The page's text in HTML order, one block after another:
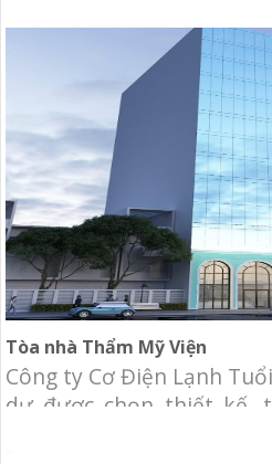
vực. Chủ đầu tư: Tổng
điểm: Khu đô thị Sala,
66 Nguyễn Cơ Thạch, P.
Tòa nhà Thẩm Mỹ Viện
Công ty Cơ Điện Lạnh
dự được chọn thiết kế,